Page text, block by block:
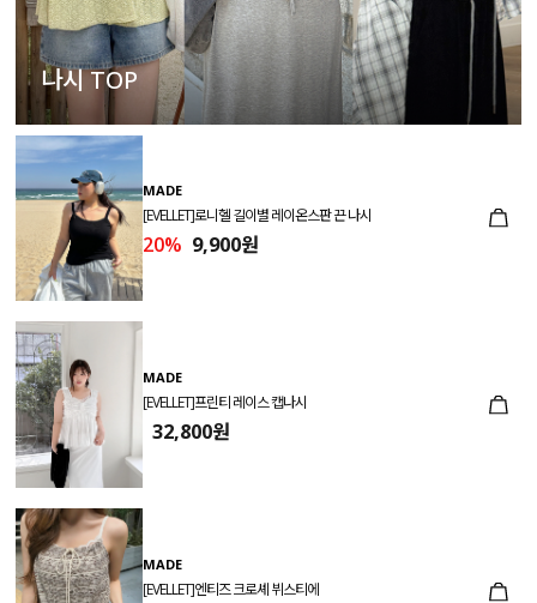
나시 TOP
MADE
[EVELLET]로니헬 길이별 레이온스판 끈 나시
20% 9,900원
MADE
[EVELLET]프린티 레이스 캡나시
32,800원
MADE
[EVELLET]엔티즈 크로셰 뷔스티에